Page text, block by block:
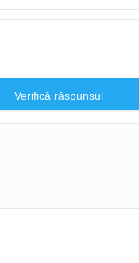
Verifică răspunsul